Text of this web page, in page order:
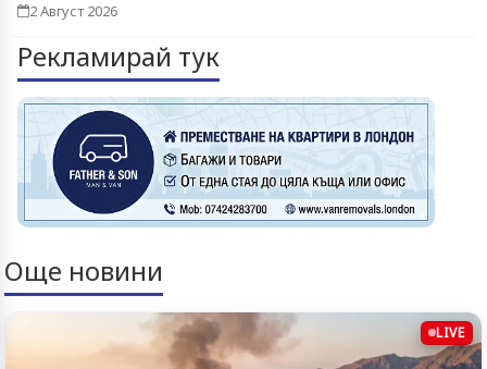
2 Август 2026
Рекламирай тук
Още новини
LIVE